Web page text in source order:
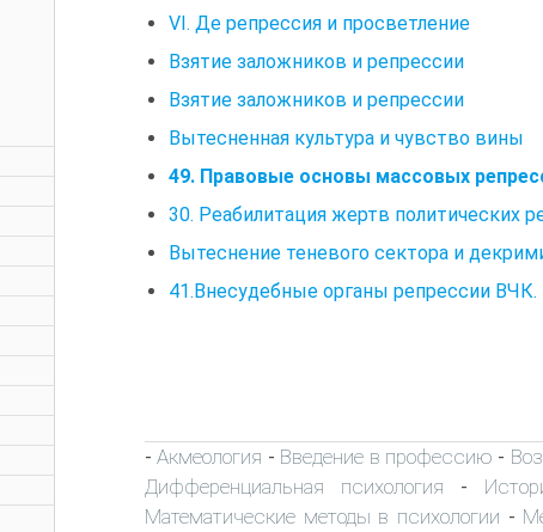
VI. Де репрессия и просветление
Взятие заложников и репрессии
Взятие заложников и репрессии
Вытесненная культура и чувство вины
49. Правовые основы массовых
30. Реабилитация жертв политических
Вытеснение теневого сектора и
41.Внесудебные органы репрессии ВЧК.
-Акмеология - Введение в профессию -
Дифференциальная психология -
Математические методы в психологии -